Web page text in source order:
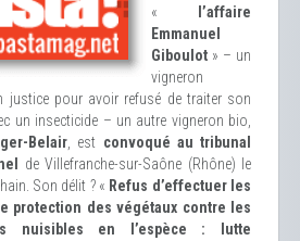
«
l’affaire
Emmanuel
Giboulot » – un
vigneron
justice pour avoir refusé de traiter son
un insecticide – un autre vigneron bio,
Belair , est convoqué au tribunal
de Villefranche-sur-Saône (Rhône) le
Son délit ? « Refus d’effectuer les
protection des végétaux contre les
nuisibles en l’espèce : lutte